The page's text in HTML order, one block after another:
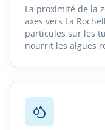
La proximité de la
axes vers La
particules sur les
nourrit les algues